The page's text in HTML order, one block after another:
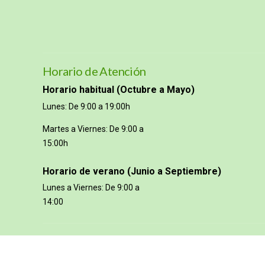
Horario de Atención
Horario habitual (Octubre a Mayo)
Lunes: De 9:00 a 19:00h
Martes a Viernes: De 9:00 a
15:00h
Horario de verano (Junio a Septiembre)
Lunes a Viernes: De 9:00 a
14:00